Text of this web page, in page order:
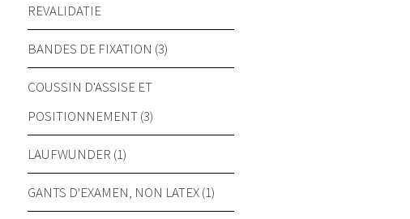
REVALIDATIE
BANDES DE FIXATION (3)
COUSSIN D'ASSISE ET
POSITIONNEMENT (3)
LAUFWUNDER (1)
GANTS D'EXAMEN, NON LATEX (1)